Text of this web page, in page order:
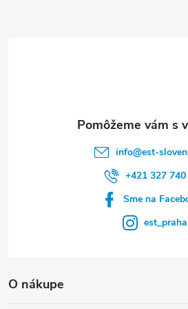
O nákupe
info@est-
+421 327
Sme na
est_praha